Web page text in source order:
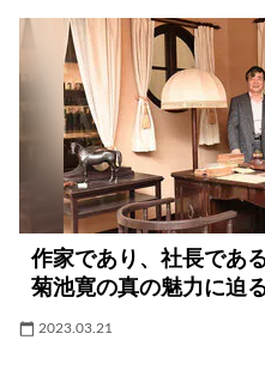
作家であり、社長であ
菊池寛の真の魅力に迫
2023.03.21